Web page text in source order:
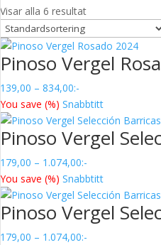
Visar alla 6 resultat
Pinoso Vergel
139,00 – 834,00Prisintervall:
139,00
till
834,00
:-
You save(%)Snabbtitt
Pinoso Vergel
179,00 – 1.074,00Prisintervall:
179,00
till
1.074,00
:-
You save(%)Snabbtitt
Pinoso Vergel
179,00 – 1.074,00Prisintervall:
:-